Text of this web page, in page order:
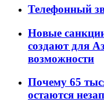
Телефонный
Новые
создают для
возможности
Почему 65
остаются